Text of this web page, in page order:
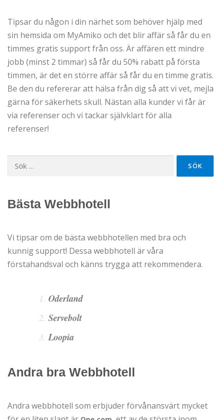
Tipsar du någon i din närhet som behöver hjälp med
sin hemsida om MyAmiko och det blir affär så får du en
timmes gratis support från oss. Är affären ett mindre
jobb (minst 2 timmar) så får du 50% rabatt på första
timmen, är det en större affär så får du en timme gratis.
Be den du refererar att hälsa från dig så att vi vet, mejla
gärna för säkerhets skull. Nästan alla kunder vi får är
via referenser och vi tackar självklart för alla
referenser!
Sök
Bästa Webbhotell
Vi tipsar om de bästa webbhotellen med bra och
kunnig support! Dessa webbhotell är våra
förstahandsval och känns trygga att rekommendera.
Oderland
Servebolt
Loopia
Andra bra Webbhotell
Andra webbhotell som erbjuder förvånansvärt mycket